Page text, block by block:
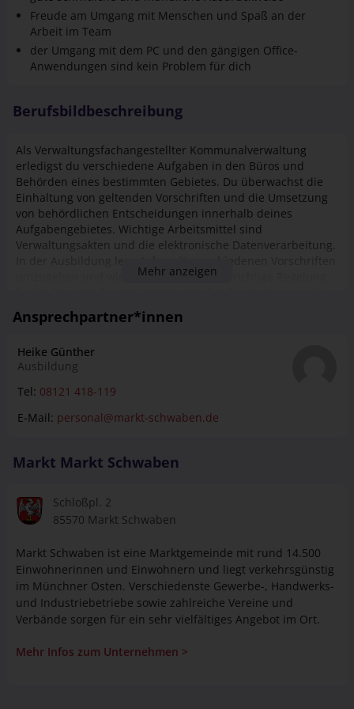
der Umgang mit dem PC und den gängigen Office-
Anwendungen sind kein Problem für dich
Als Verwaltungsfachangestellter Kommunalverwaltung
Behörden eines bestimmten Gebietes. Du überwachst die
Einhaltung von geltenden Vorschriften und die Umsetzung
von behördlichen Entscheidungen innerhalb deines
Aufgabengebietes. Wichtige Arbeitsmittel sind
Verwaltungsakten und die elektronische Datenverarbeitung.
In der Ausbildung lernst du, mit verschiedenen Vorschriften
umzugehen und wie man bei Bedarf die richtige Regelung
findet. Du wirst bereits jetzt in verschiedenen spannenden
Feldern der Verwaltung eingesetzt, zum Beispiel im
Zulassungsstelle. Teile der Ausbildung umfassen außerdem
den Aufbau des Staates und die Stellung der Verwaltung,
Rechtseingriffen oder auch richtiges
Verwaltungsmanagement und die Personalführung. Als
Verwaltungsfachangestellter Kommunalverwaltung stehen
oder kommunalen Ämtern und Behörden offen. Man
(Bürger & Familie, Finanzen, Bauen & Umwelt,
Geschäftsleitung), in welchen man viele verschiedene
Bürgerkontakt, aber auch das Archiv in der Geschäftsleitung
ist sehr spannend.
Mehr anzeigen
Heike Günther
Tel: 08121 418-119
E-Mail: personal@markt-schwaben.de
Markt Schwaben ist eine Marktgemeinde mit rund 14.500
im Münchner Osten. Verschiedenste Gewerbe-, Handwerks-
und Industriebetriebe sowie zahlreiche Vereine und
Verbände sorgen für ein sehr vielfältiges Angebot im Ort.
Mehr Infos zum Unternehmen >